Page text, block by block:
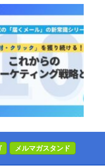
メルマガスタンド